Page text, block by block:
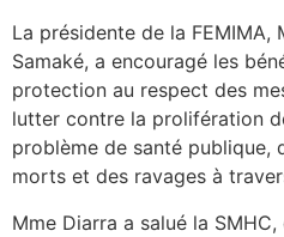
La présidente de la FEMIMA,
Samaké, a encouragé les
protection au respect des
lutter contre la prolifération
problème de santé publique,
morts et des ravages à
Mme Diarra a salué la